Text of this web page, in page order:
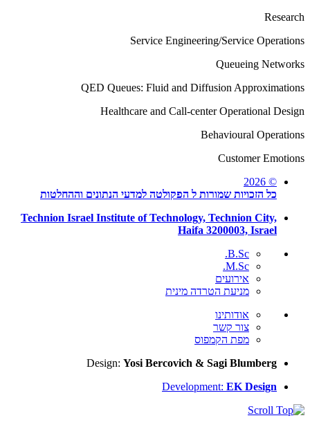
Research
Service Engineering/Service Operations
Queueing Networks
QED Queues: Fluid and Diffusion Approximations
Healthcare and Call-center Operational Design
Behavioural Operations
Customer Emotions
© 2026
כל הזכויות שמורות ל הפקולטה למדעי הנתונים וההחלטות
Technion Israel Institute of Technology, Technion City,
Haifa 3200003, Israel
B.Sc.
M.Sc.
אירועים
מניעת הטרדה מינית
אודותינו
צור קשר
מפת הקמפוס
Design: Yosi Bercovich & Sagi Blumberg
Development: EK Design